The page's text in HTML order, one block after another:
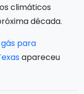
climáticos
década.
para
apareceu